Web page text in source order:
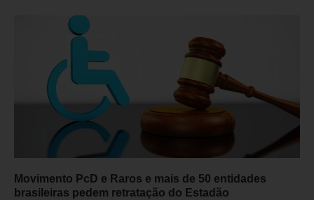
Movimento PcD e Raros e mais de 50 entidades
brasileiras pedem retratação do Estadão